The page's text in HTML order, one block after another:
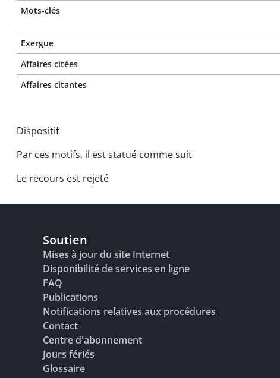
Mots-clés
Exergue
Affaires citées
Affaires citantes
Dispositif
Par ces motifs, il est statué comme suit
Le recours est rejeté
Soutien
Mises à jour du site Internet
Disponibilité de services en ligne
FAQ
Publications
Notifications relatives aux procédures
Contact
Centre d'abonnement
Jours fériés
Glossaire